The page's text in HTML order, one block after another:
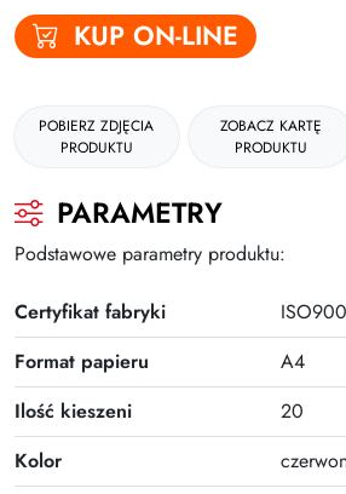
Ołówki i grafity
Gumki
Kleje
Plastyczne i kreatywne
Organizacja dokumentów
Produkty upominkowe
EKO-RECYCOLOGY
Wyprawka szkolna
Nożyczki
Zszywacze | Zszywki
Kamuflaż dokumentów
KUP ON-LINE
POBIERZ ZDJĘCIA
PRODUKTU
ZOBACZ KARTĘ
PRODUKTU
PARAMETRY
Podstawowe parametry produktu:
Certyfikat fabryki
Format papieru
A4
Ilość kieszeni
20
Kolor